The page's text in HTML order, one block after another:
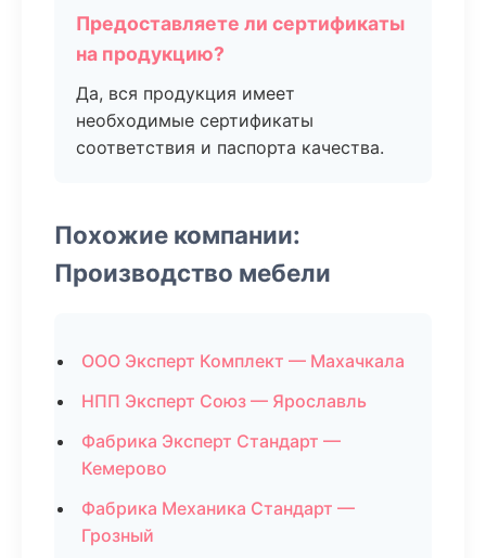
Предоставляете ли сертификаты
на продукцию?
Да, вся продукция имеет
необходимые сертификаты
соответствия и паспорта качества.
Похожие компании:
Производство мебели
ООО Эксперт Комплект — Махачкала
НПП Эксперт Союз — Ярославль
Фабрика Эксперт Стандарт —
Кемерово
Фабрика Механика Стандарт —
Грозный